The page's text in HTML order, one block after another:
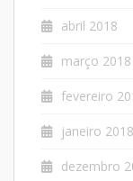
abril 2018
março 2018
fevereiro
janeiro 2018
dezembro